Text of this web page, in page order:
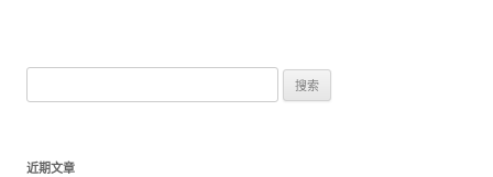
索
近期文章